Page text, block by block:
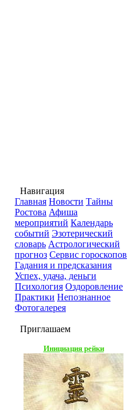
Навигация
Главная Новости Тайны
Ростова Афиша
мероприятий Календарь
событий Эзотерический
словарь Астрологический
прогноз Сервис гороскопов
Гадания и предсказания
Успех, удача, деньги
Психология Оздоровление
Практики Непознанное
Фотогалерея
Приглашаем
Инициация рейки